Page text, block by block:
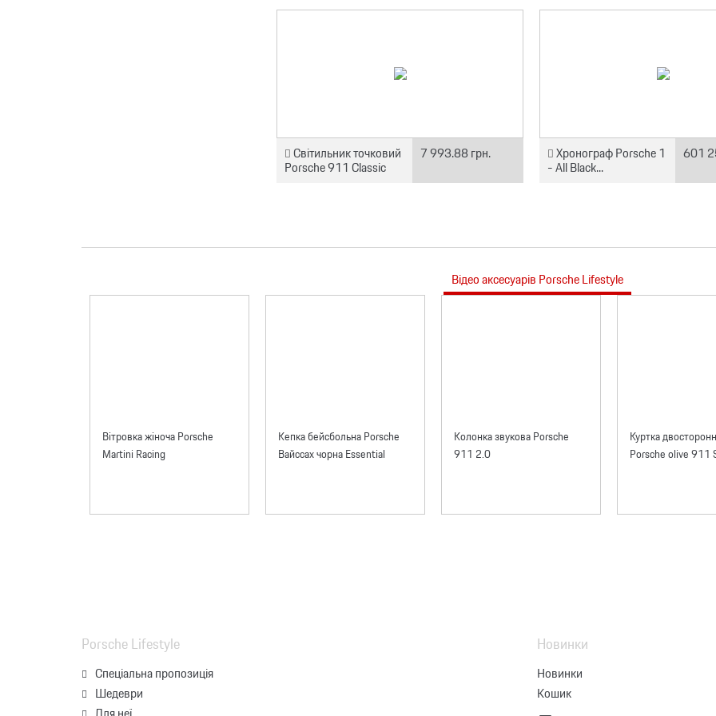
Світильник точковий
Porsche 911 Classic
7 993.88 грн. Хронограф Porsche 1
- All Black...
601
Відео аксесуарів Porsche Lifestyle
Вітровка жіноча Porsche
Martini Racing
Кепка бейсбольна Porsche
Вайссах чорна Essential
Колонка звукова Porsche
911 2.0
Куртка
Porsche olive 911
Porsche Lifestyle
Спеціальна пропозиція
Шедеври
Новинки
Новинки
Кошик